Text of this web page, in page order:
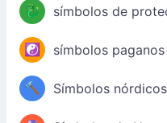
🐉 símbolos de
☯️ símbolos paganos
🔨 Símbolos nórdicos